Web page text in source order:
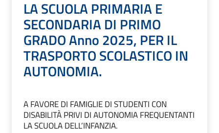
LA SCUOLA PRIMARIA E
SECONDARIA DI PRIMO
GRADO Anno 2025, PER IL
TRASPORTO SCOLASTICO IN
AUTONOMIA.
A FAVORE DI FAMIGLIE DI STUDENTI CON
DISABILITÀ PRIVI DI AUTONOMIA FREQUENTANTI
LA SCUOLA DELL’INFANZIA.